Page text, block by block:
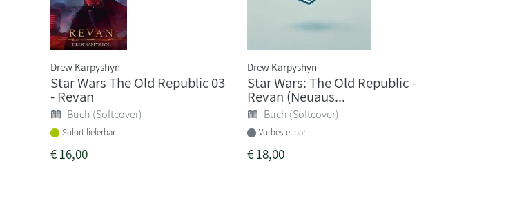
Drew Karpyshyn
Star Wars The Old Republic 03
- Revan
Buch (Softcover)
Sofort lieferbar
€16,00
Drew Karpyshyn
Star Wars: The Old Republic -
Revan (Neuaus...
Buch (Softcover)
Vorbestellbar
€18,00